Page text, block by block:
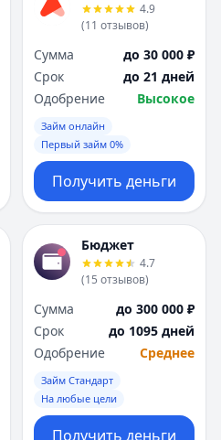
4.9
(11 отзывов)
Сумма
до 30 000 ₽
Срок
до 21 дней
Одобрение
Высокое
Займ онлайн
Первый займ 0%
Получить деньги
Бюджет
4.7
(15 отзывов)
Сумма
до 300 000 ₽
Срок
до 1095 дней
Одобрение
Среднее
Займ Стандарт
На любые цели
Получить деньги